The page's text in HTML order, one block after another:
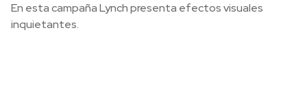
En esta campaña Lynch presenta efectos visuales
inquietantes.